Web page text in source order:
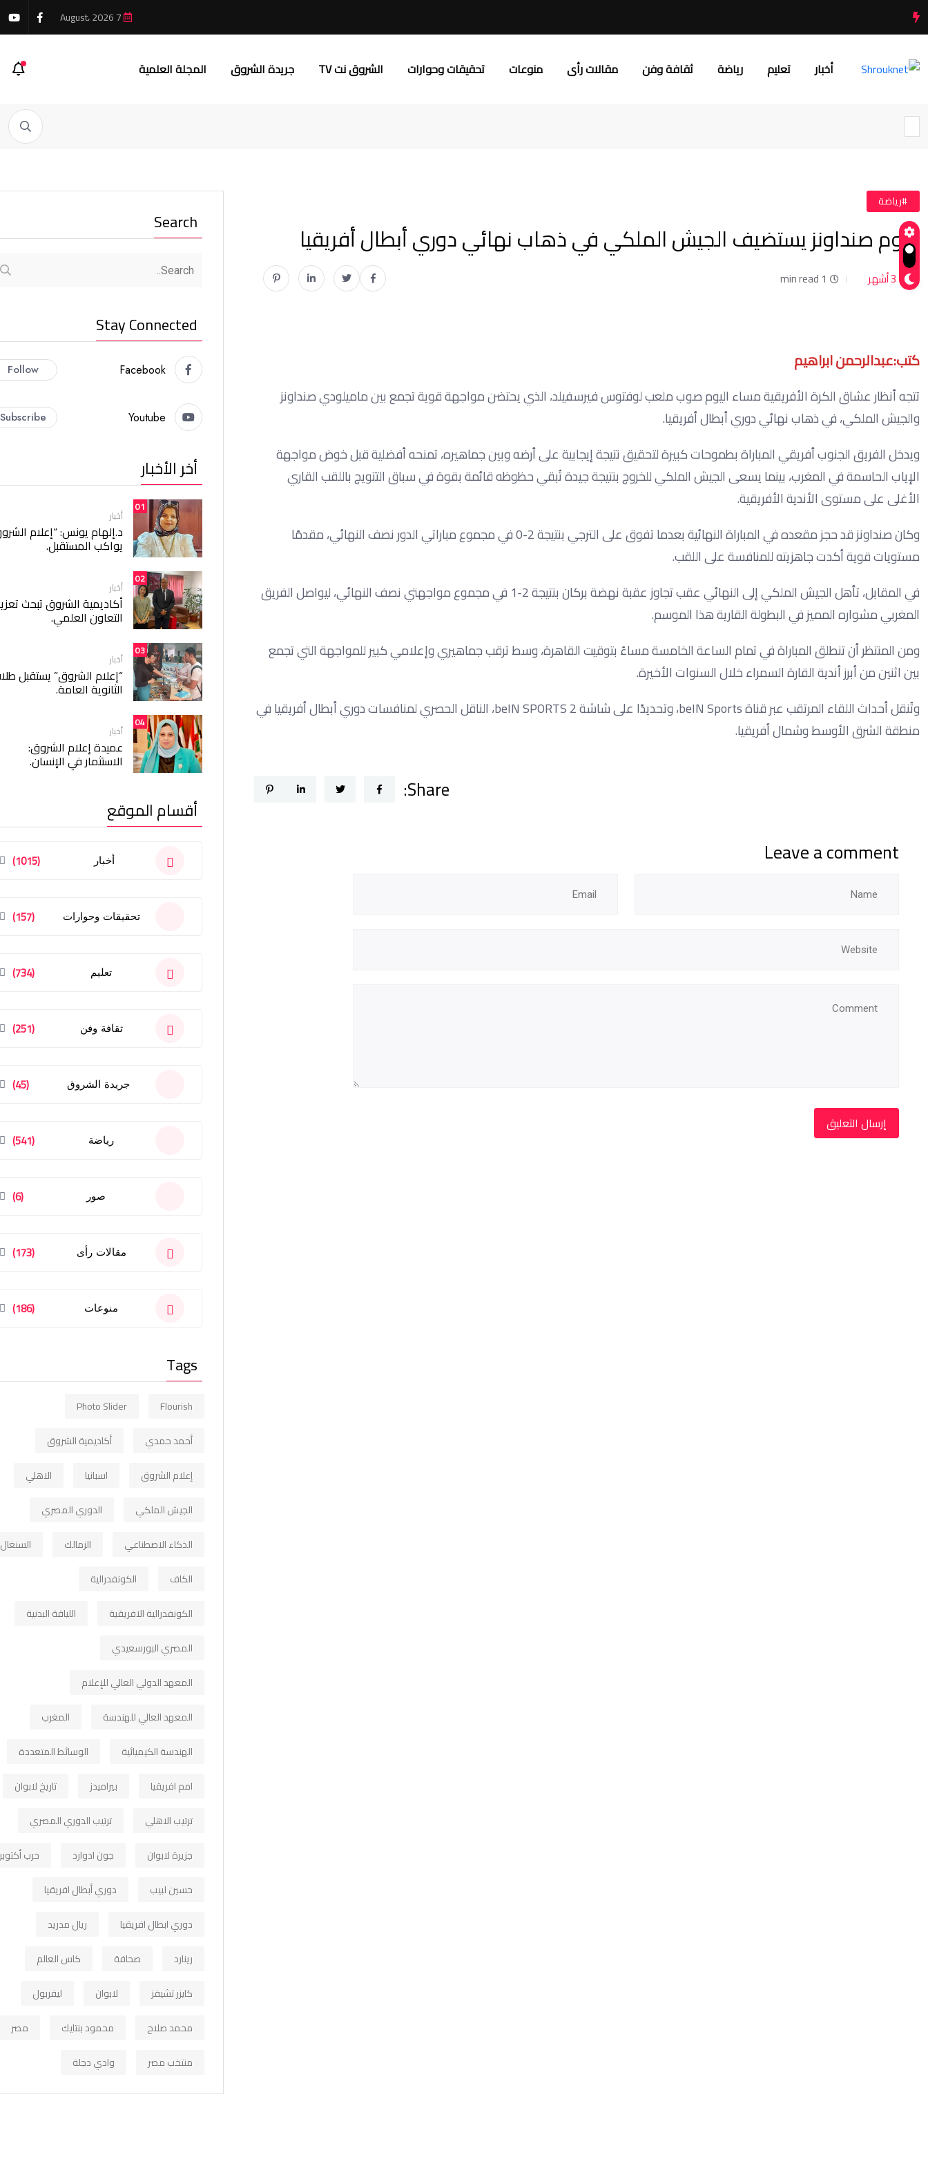
أخبار تعليم رياضة ثقافة وفن مقالات رأى منوعات تحقيقات وحوارات الشروق نت TV جريدة الشروق المجلة العلمية
#رياضة
اليوم صنداونز يستضيف الجيش الملكي في ذهاب نهائي دوري أبطال أفريقيا
3 أشهر 1 min read
كتب:عبدالرحمن ابراهيم
تتجه أنظار عشاق الكرة الأفريقية مساء اليوم صوب ملعب لوفتوس فيرسفيلد، الذي يحتضن مواجهة قوية تجمع بين ماميلودي صنداونز
والجيش الملكي، في ذهاب نهائي دوري أبطال أفريقيا.
ويدخل الفريق الجنوب أفريقي المباراة بطموحات كبيرة لتحقيق نتيجة إيجابية على أرضه وبين جماهيره، تمنحه أفضلية قبل خوض مواجهة
الإياب الحاسمة في المغرب، بينما يسعى الجيش الملكي للخروج بنتيجة جيدة تُبقي حظوظه قائمة بقوة في سباق التتويج باللقب القاري
الأغلى على مستوى الأندية الأفريقية.
وكان صنداونز قد حجز مقعده في المباراة النهائية بعدما تفوق على الترجي بنتيجة 2-0 في مجموع مباراتي الدور نصف النهائي، مقدمًا
مستويات قوية أكدت جاهزيته للمنافسة على اللقب.
في المقابل، تأهل الجيش الملكي إلى النهائي عقب تجاوز عقبة نهضة بركان بنتيجة 2-1 في مجموع مواجهتي نصف النهائي، ليواصل الفريق
المغربي مشواره المميز في البطولة القارية هذا الموسم.
ومن المنتظر أن تنطلق المباراة في تمام الساعة الخامسة مساءً بتوقيت القاهرة، وسط ترقب جماهيري وإعلامي كبير للمواجهة التي تجمع
بين اثنين من أبرز أندية القارة السمراء خلال السنوات الأخيرة.
وتُنقل أحداث اللقاء المرتقب عبر قناة beIN Sports، وتحديدًا على شاشة beIN SPORTS 2، الناقل الحصري لمنافسات دوري أبطال أفريقيا في
منطقة الشرق الأوسط وشمال أفريقيا.
Share:
Leave a comment
Search
Stay Connected
Facebook
Follow
Youtube
Subscribe
أخر الأخبار
01
أخبار
د.إلهام يونس: “إعلام
يواكب المستقبل.
02
أخبار
أكاديمية الشروق تبحث
التعاون العلمي.
03
أخبار
“إعلام الشروق” يستقبل
الثانوية العامة.
04
أخبار
عميدة إعلام الشروق:
الاستثمار في الإنسان.
أقسام الموقع
أخبار (1015)
تحقيقات وحوارات (157)
تعليم (734)
ثقافة وفن (251)
جريدة الشروق (45)
رياضة (541)
صور (6)
مقالات رأى (173)
منوعات (186)
Tags
Flourish
Photo Slider
أحمد حمدي
أكاديمية الشروق
إعلام الشروق
اسبانيا
الاهلي
الجيش الملكي
الدوري المصري
الذكاء الاصطناعي
الزمالك
السنغال
الكاف
الكونفدرالية
الكونفدرالية الافريقية
اللياقة البدنية
المصري البورسعيدي
المعهد الدولي العالي للإعلام
المعهد العالي للهندسة
المغرب
الهندسة الكيميائية
الوسائط المتعددة
امم افريقيا
بيراميدز
تاريخ لابوان
ترتيب الاهلي
ترتيب الدوري المصري
جزيرة لابوان
جون ادوارد
حرب أكتوبر
حسين لبيب
دوري أبطال افريقيا
دوري ابطال افريقيا
ريال مدريد
رينارد
صحافة
كاس العالم
كايزر تشيفز
لابوان
ليفربول
محمد صلاح
محمود بنتايك
مصر
منتخب مصر
وادي دجلة